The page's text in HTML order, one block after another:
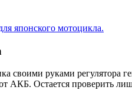
японского мотоцикла.
своими руками регулятора
АКБ. Остается проверить